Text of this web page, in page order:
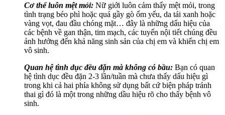
Cơ thể luôn mệt mỏi: Nữ giới luôn cảm thấy mệt mỏi, trong
tình trạng béo phì hoặc quá gầy gò ốm yếu, da tái xanh hoặc
vàng vọt, đau đầu chóng mặt… đây là những dấu hiệu của
các bệnh về gan thận, tim mạch, các tuyến nội tiết chúng đều
ảnh hưởng đến khả năng sinh sản của chị em và khiến chị em
vô sinh.
Quan hệ tình dục đều đặn mà không có bầu: Bạn có quan
hệ tình dục đều đặn 2-3 lần/tuần mà chưa thấy dấu hiệu gì
trong khi cả hai phía không sử dụng bất cứ biện pháp tránh
thai gì đó là một trong những dầu hiệu rõ cho thấy bệnh vô
sinh.